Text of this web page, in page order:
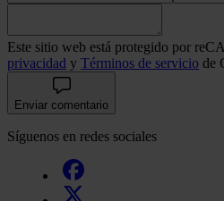
Este sitio web está protegido por
privacidad y Términos de servicio de
Enviar comentario
Síguenos en redes sociales